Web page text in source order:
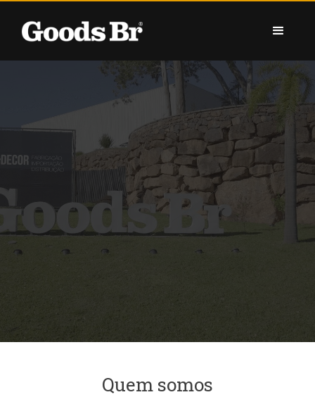
Quem somos